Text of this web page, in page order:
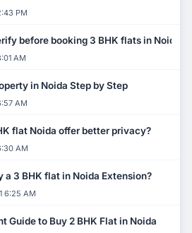
PM
before booking 3 BHK flats in Noida?
AM
in Noida Step by Step
AM
flat Noida offer better privacy?
AM
a 3 BHK flat in Noida Extension?
6:25 AM
Guide to Buy 2 BHK Flat in Noida